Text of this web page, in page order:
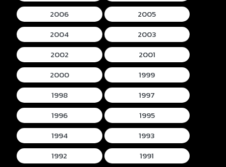
2006
2005
2004
2003
2002
2001
2000
1999
1998
1997
1996
1995
1994
1993
1992
1991